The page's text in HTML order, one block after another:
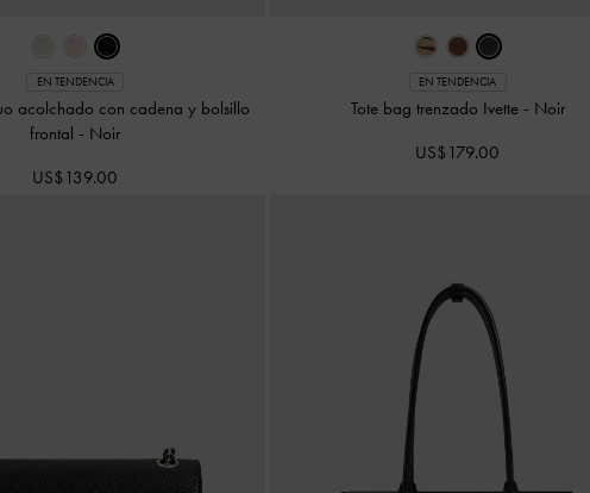
EN TENDENCIA
acolchado con cadena y bolsillo
frontal - Noir
US$139.00
EN TENDENCIA
Tote bag trenzado Ivette - Noir
US$179.00